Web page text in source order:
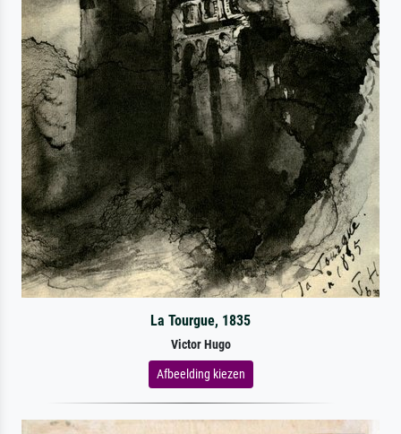
La Tourgue, 1835
Victor Hugo
Afbeelding kiezen